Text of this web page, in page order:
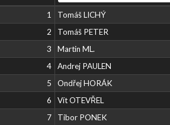
1 Tomáš LICHÝ
2
Tomáš PETER
3
Martin ML.
4
Andrej PAULEN
5
Ondřej HORÁK
6
Vít OTEVŘEL
7
Tibor PONEK